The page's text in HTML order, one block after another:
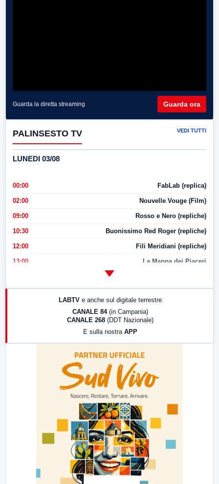
Guarda la diretta streaming Guarda ora
PALINSESTO TV VEDI TUTTI
LUNEDI 03/08
00:00 FabLab (replica)
02:00 Nouvelle Vouge (Film)
09:00 Rosso e Nero (repliche)
10:30 Buonissimo Red Roger (repliche)
12:00 Fili Meridiani (repliche)
13:00 La Mappa dei Piaceri
17:00 LabNews (replica)
LABTV e anche sul digitale terrestre
CANALE 84 (in Campania)
CANALE 268 (DDT Nazionale)
E sulla nostra APP